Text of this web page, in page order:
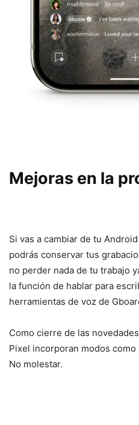
Mejoras en la
Si vas a cambiar de tu
podrás conservar tus
no perder nada de tu trabajo
la función de hablar para
herramientas de voz de
Como cierre de las
Pixel incorporan modos
No molestar.